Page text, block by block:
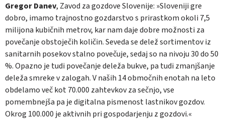
Gregor Danev, Zavod za gozdove Slovenije: »Sloveniji gre
dobro, imamo trajnostno gozdarstvo s prirastkom okoli 7,5
milijona kubičnih metrov, kar nam daje dobre možnosti za
povečanje obstoječih količin. Seveda se delež sortimentov iz
sanitarnih posekov stalno povečuje, sedaj so na nivoju 30 do 50
%. Opazno je tudi povečanje deleža bukve, pa tudi zmanjšanje
deleža smreke v zalogah. V naših 14 območnih enotah na leto
obdelamo več kot 70.000 zahtevkov za sečnjo, vse
pomembnejša pa je digitalna pismenost lastnikov gozdov.
Okrog 100.000 je aktivnih pri gospodarjenju z gozdovi.«